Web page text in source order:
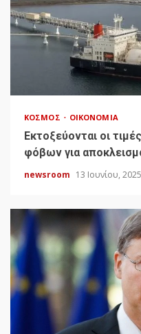
ΚΌΣΜΟΣ ΟΙΚΟΝΟΜΊΑ
Εκτοξεύονται οι
φόβων για
newsroom 13 Ιουνίου,